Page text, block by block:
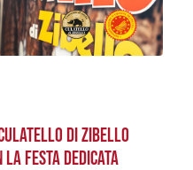
DI ZIBELLO
LA FESTA DEDICATA